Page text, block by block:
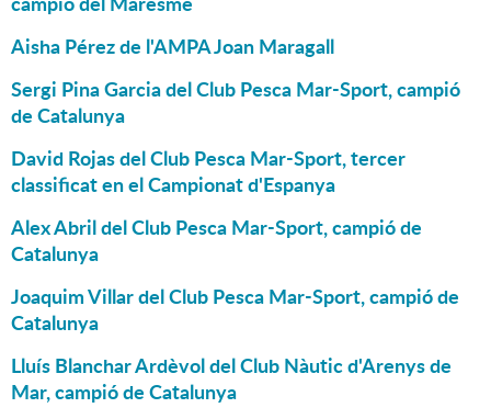
Aisha Pérez de l'AMPA Joan Maragall
Sergi Pina Garcia del Club Pesca Mar-Sport, campió
de Catalunya
David Rojas del Club Pesca Mar-Sport, tercer
classificat en el Campionat d'Espanya
Alex Abril del Club Pesca Mar-Sport, campió de
Catalunya
Joaquim Villar del Club Pesca Mar-Sport, campió de
Catalunya
Lluís Blanchar Ardèvol del Club Nàutic d'Arenys de
Mar, campió de Catalunya